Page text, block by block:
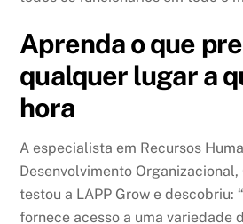
Aprenda o que
qualquer lugar a
hora
A especialista em Recursos
Desenvolvimento
testou a LAPP Grow e descobriu:
fornece acesso a uma variedade